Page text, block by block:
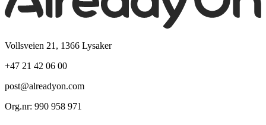
Vollsveien 21, 1366 Lysaker
+47 21 42 06 00
post@alreadyon.com
Org.nr: 990 958 971